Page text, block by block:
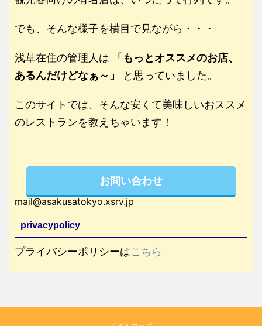
でも、そんな様子を横目で見ながら・・・
浅草在住の管理人は
「もっとオススメのお店、
あるんだけどなぁ～」
と思っていました。
このサイトでは、そんな安くて美味しいおススメ
のレストランを教えちゃいます！
お問い合わせ
mail@asakusatokyo.xsrv.jp
privacypolicy
プライバシーポリシーはこちら